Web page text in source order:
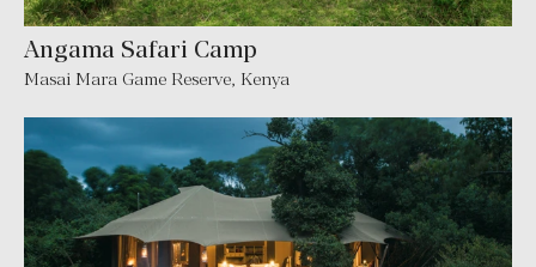
Angama Safari Camp
Masai Mara Game Reserve, Kenya